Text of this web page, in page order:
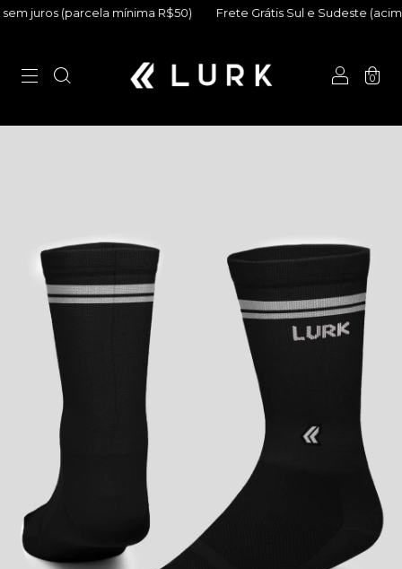
(parcela mínima R$50) Frete Grátis Sul e Sudeste (acima de
0